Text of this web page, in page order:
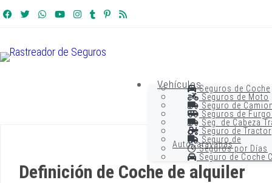
VehículosSeguros de Coche
Seguros de Moto
Seguro de
Seguros de
Seg. de Cabeza
Seguro de Tractor
Seguro de
AutoCaravanas
Seguros por Días
Seguro de Coche
Definición de Coche de alquiler